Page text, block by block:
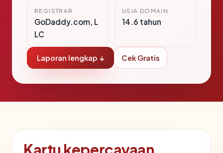
REGISTRAR
GoDaddy.com, L
LC
USIA DOMAIN
14.6 tahun
Laporan lengkap ↓ Cek Gratis